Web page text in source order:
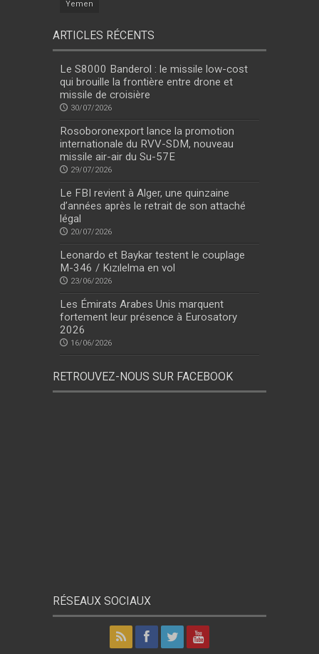
Yemen
ARTICLES RÉCENTS
Le S8000 Banderol : le missile low-cost
qui brouille la frontière entre drone et
missile de croisière
30/07/2026
Rosoboronexport lance la promotion
internationale du RVV-SDM, nouveau
missile air-air du Su-57E
29/07/2026
Le FBI revient à Alger, une quinzaine
d’années après le retrait de son attaché
légal
20/07/2026
Leonardo et Baykar testent le couplage
M-346 / Kızılelma en vol
23/06/2026
Les Émirats Arabes Unis marquent
fortement leur présence à Eurosatory
2026
16/06/2026
RETROUVEZ-NOUS SUR FACEBOOK
RÉSEAUX SOCIAUX